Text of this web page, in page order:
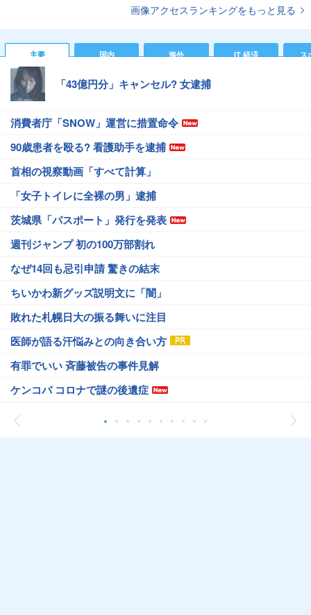
画像アクセスランキングをもっと見る
主要 国内 海外 IT 経済 ス
「43億円分」キャンセル? 女逮捕
消費者庁「SNOW」運営に措置命令
90歳患者を殴る? 看護助手を逮捕
首相の視察動画「すべて計算」
「女子トイレに全裸の男」逮捕
茨城県「パスポート」発行を発表
週刊ジャンプ 初の100万部割れ
なぜ14回も忌引申請 驚きの結末
ちいかわ新グッズ説明文に「闇」
敗れた札幌日大の振る舞いに注目
医師が語る汗悩みとの向き合い方
有罪でいい 斉藤被告の事件見解
ケンコバ コロナで謎の後遺症